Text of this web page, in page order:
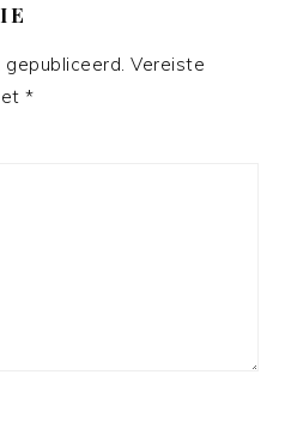
Vereiste
*